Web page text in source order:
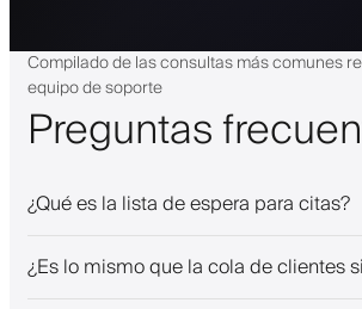
Compilado de las consultas más comunes
equipo de soporte
Preguntas
¿Qué es la lista de espera para citas?
¿Es lo mismo que la cola de clientes